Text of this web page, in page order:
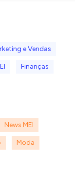
e Vendas
Finanças
News MEI
Moda